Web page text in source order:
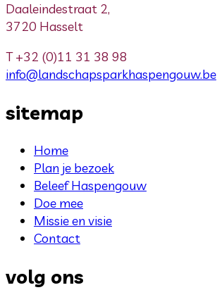
Daaleindestraat 2,
3720 Hasselt
T+32 (0)11 31 38 98
info@landschapsparkhaspengouw.be
sitemap
Home
Plan je bezoek
Beleef Haspengouw
Doe mee
Missie en visie
Contact
volg ons